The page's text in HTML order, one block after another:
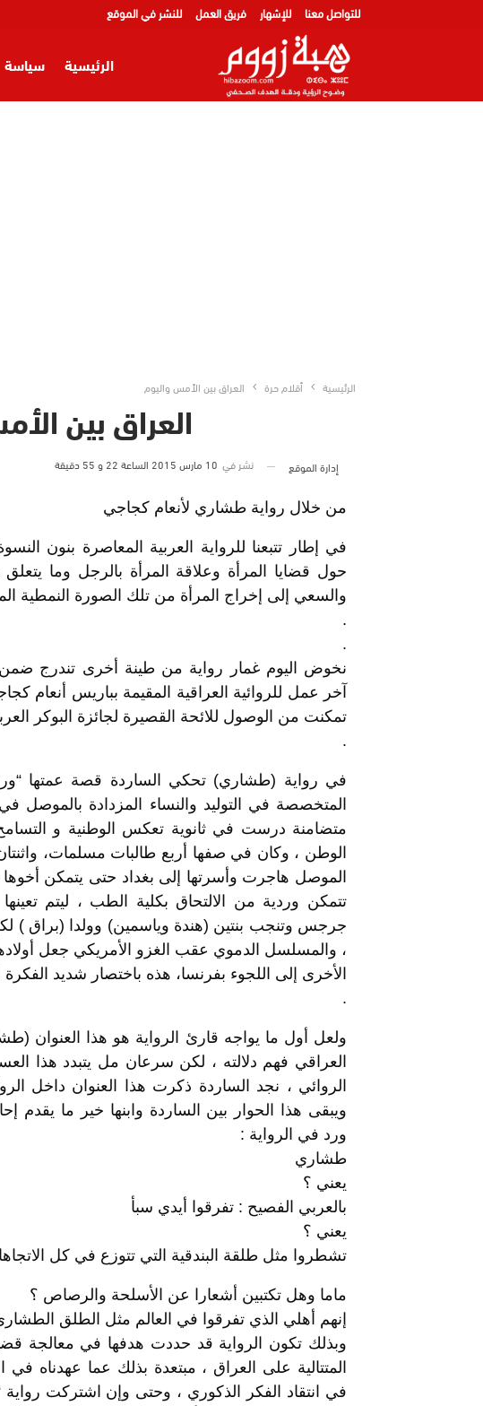
للتواصل معنا للإشهار فريق العمل للنشر في الموقع
الرئيسية سياسة
الرئيسية أقلام حرة العراق بين الأمس واليوم
العراق بين
إدارة الموقع نشر في 10 مارس 2015 الساعة 22 و 55 دقيقة
من خلال رواية طشاري لأنعام كجاجي
في إطار تتبعنا للرواية العربية المعاصرة بنون
حول قضايا المرأة وعلاقة المرأة بالرجل وما
والسعي إلى إخراج المرأة من تلك الصورة النمطية
.
.
نخوض اليوم غمار رواية من طينة أخرى تندرج
آخر عمل للروائية العراقية المقيمة بباريس أنعام
تمكنت من الوصول للائحة القصيرة لجائزة البوكر
.
في رواية (طشاري) تحكي الساردة قصة عمتها
المتخصصة في التوليد والنساء المزدادة
متضامنة درست في ثانوية تعكس الوطنية و
الموصل هاجرت وأسرتها إلى بغداد حتى يتمكن
تتمكن وردية من الالتحاق بكلية الطب ، ليتم
جرجس وتنجب بنتين (هندة وياسمين) وولدا (براق )
، والمسلسل الدموي عقب الغزو الأمريكي جعل
الأخرى إلى اللجوء بفرنسا، هذه باختصار شديد الفكرة
.
ولعل أول ما يواجه قارئ الرواية هو هذا العنوان
العراقي فهم دلالته ، لكن سرعان مل يتبدد هذا
الروائي ، نجد الساردة ذكرت هذا العنوان داخل
ويبقى هذا الحوار بين الساردة وابنها خير ما يقدم
ورد في الرواية :
طشاري
يعني ؟
بالعربي الفصيح : تفرقوا أيدي سبأ
يعني ؟
تشطروا مثل طلقة البندقية التي تتوزع في كل
ماما وهل تكتبين أشعارا عن الأسلحة والرصاص ؟
إنهم أهلي الذي تفرقوا في العالم مثل الطلق
وبذلك تكون الرواية قد حددت هدفها في معالجة
المتتالية على العراق ، مبتعدة بذلك عما عهدناه في
في انتقاد الفكر الذكوري ، وحتى وإن اشتركت